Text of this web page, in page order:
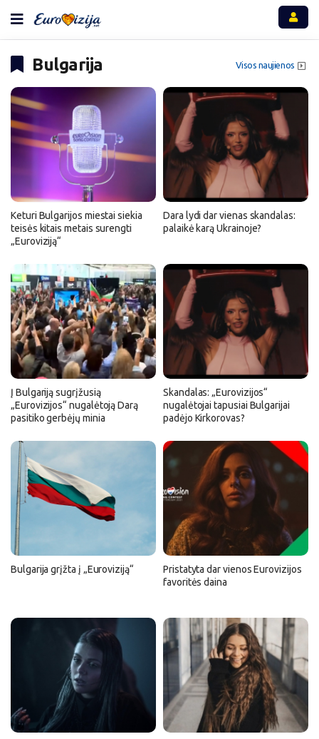
Bulgarija Visos naujienos
Keturi Bulgarijos miestai siekia
teisės kitais metais surengti
„Euroviziją“
Dara lydi dar vienas skandalas:
palaikė karą Ukrainoje?
Į Bulgariją sugrįžusią
„Eurovizijos“ nugalėtoją Darą
pasitiko gerbėjų minia
Skandalas: „Eurovizijos“
nugalėtojai tapusiai Bulgarijai
padėjo Kirkorovas?
Bulgarija grįžta į „Euroviziją“
Pristatyta dar vienos Eurovizijos
favoritės daina